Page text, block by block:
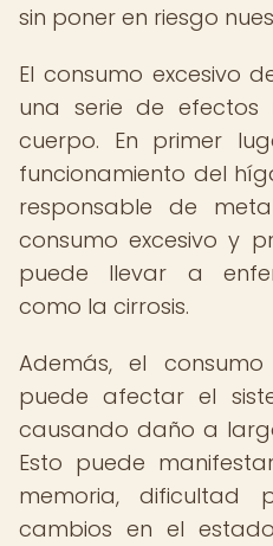
sin poner en riesgo
El consumo excesivo
una serie de efectos
cuerpo. En primer
funcionamiento del
responsable de
consumo excesivo y
puede llevar a
como la cirrosis.
Además, el
puede afectar el
causando daño a
Esto puede
memoria, dificultad
cambios en el